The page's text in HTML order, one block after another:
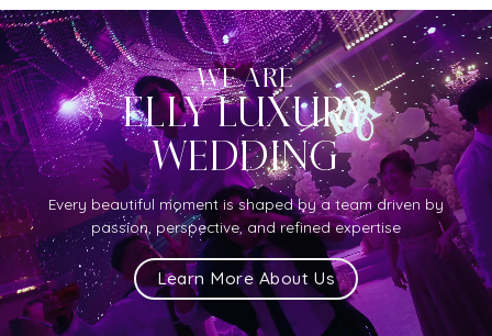
WE ARE
ELLY LUXURY
WEDDING
Every beautiful moment is shaped by a team driven by
passion, perspective, and refined expertise
Learn More About Us